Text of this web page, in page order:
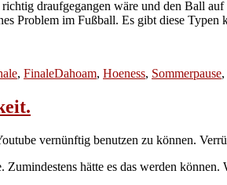
draufgegangen wäre und den Ball
Problem im Fußball. Es gibt diese Typen
, FinaleDahoam, Hoeness, Sommerpause,
vernünftig benutzen zu können.
hätte es das werden